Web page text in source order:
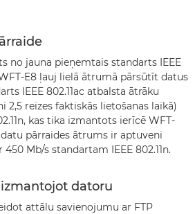
no jauna pieņemtais standarts IEEE
WFT-E8 ļauj lielā ātrumā pārsūtīt datus
IEEE 802.11ac atbalsta ātrāku
2,5 reizes faktiskās lietošanas laikā)
kas tika izmantots ierīcē WFT-
pārraides ātrums ir aptuveni
Mb/s standartam IEEE 802.11n.
datoru
attālu savienojumu ar FTP